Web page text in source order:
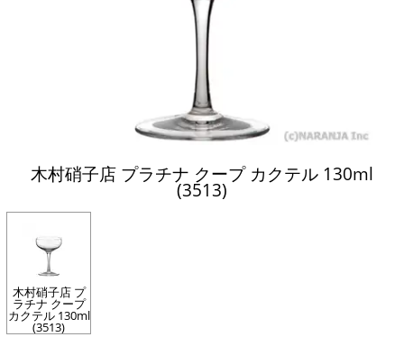
木村硝子店 プラチナ クープ カクテル 130ml
(3513)
木村硝子店 プ
ラチナ クープ
カクテル 130ml
(3513)